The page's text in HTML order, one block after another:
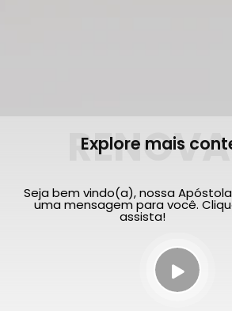
Explore mais
Seja bem vindo(a), nossa
uma mensagem para você.
assista!